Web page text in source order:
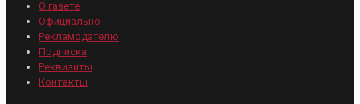
О газете
Официально
Рекламодателю
Подписка
Реквизиты
Контакты